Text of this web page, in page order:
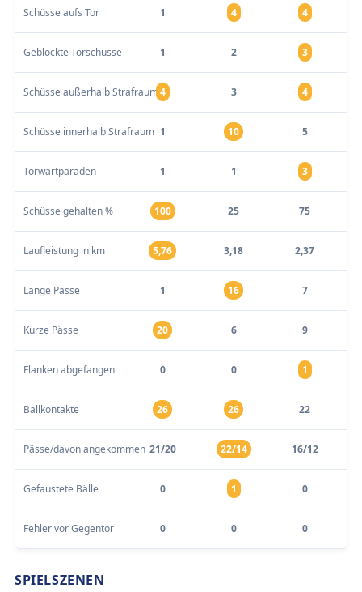
Schüsse aufs Tor 1 4 4
Geblockte Torschüsse 1 2 3
Schüsse außerhalb Strafraum 4 3 4
Schüsse innerhalb Strafraum 1 10 5
Torwartparaden 1 1 3
Schüsse gehalten % 100 25 75
Laufleistung in km 5,76 3,18 2,37
Lange Pässe 1 16 7
Kurze Pässe 20 6 9
Flanken abgefangen 0 0 1
Ballkontakte 26 26 22
Pässe/davon angekommen 21/20 22/14 16/12
Gefaustete Bälle 0 1 0
Fehler vor Gegentor 0 0 0
SPIELSZENEN